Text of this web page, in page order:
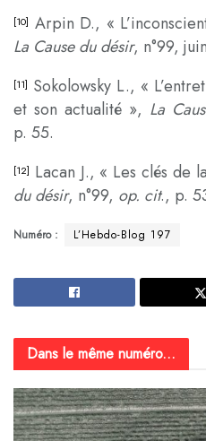
[10] Arpin D., «
La Cause du désir, n°99,
[11] Sokolowsky L., «
et son actualité », La
p. 55.
[12] Lacan J., « Les clés de
du désir, n°99, op. cit., p.
Numéro : L’Hebdo-Blog 197
Dans le même numéro...